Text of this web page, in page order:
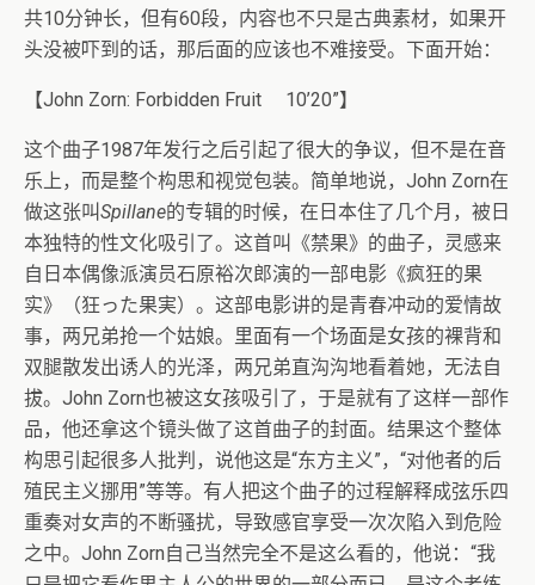
共10分钟长，但有60段，内容也不只是古典素材，如果开
头没被吓到的话，那后面的应该也不难接受。下面开始：
【John Zorn: Forbidden Fruit 10’20”】
这个曲子1987年发行之后引起了很大的争议，但不是在音
乐上，而是整个构思和视觉包装。简单地说，John Zorn在
做这张叫Spillane的专辑的时候，在日本住了几个月，被日
本独特的性文化吸引了。这首叫《禁果》的曲子，灵感来
自日本偶像派演员石原裕次郎演的一部电影《疯狂的果
实》（狂った果実）。这部电影讲的是青春冲动的爱情故
事，两兄弟抢一个姑娘。里面有一个场面是女孩的裸背和
双腿散发出诱人的光泽，两兄弟直沟沟地看着她，无法自
拔。John Zorn也被这女孩吸引了，于是就有了这样一部作
品，他还拿这个镜头做了这首曲子的封面。结果这个整体
构思引起很多人批判，说他这是“东方主义”，“对他者的后
殖民主义挪用”等等。有人把这个曲子的过程解释成弦乐四
重奏对女声的不断骚扰，导致感官享受一次次陷入到危险
之中。John Zorn自己当然完全不是这么看的，他说：“我